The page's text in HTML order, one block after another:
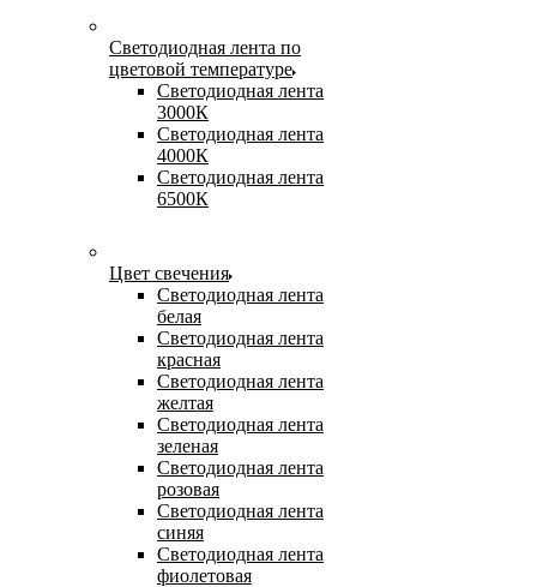
Светодиодная лента по
цветовой температуре
Светодиодная лента
3000К
Светодиодная лента
4000К
Светодиодная лента
6500К
Цвет свечения
Светодиодная лента
белая
Светодиодная лента
красная
Светодиодная лента
желтая
Светодиодная лента
зеленая
Светодиодная лента
розовая
Светодиодная лента
синяя
Светодиодная лента
фиолетовая